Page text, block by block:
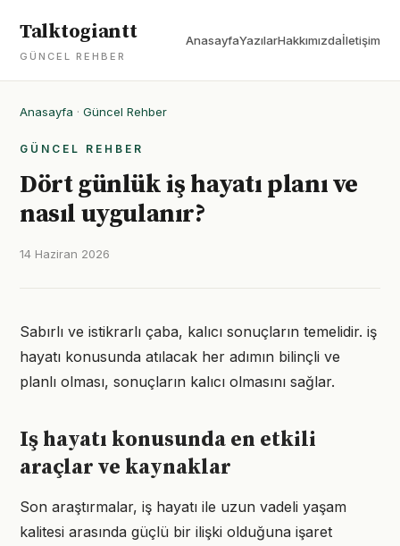
Talktogiantt
GÜNCEL REHBER
AnasayfaYazılarHakkımızdaİletişim
Anasayfa · Güncel Rehber
GÜNCEL REHBER
Dört günlük iş hayatı planı ve
nasıl uygulanır?
14 Haziran 2026
Sabırlı ve istikrarlı çaba, kalıcı sonuçların temelidir. iş
hayatı konusunda atılacak her adımın bilinçli ve
planlı olması, sonuçların kalıcı olmasını sağlar.
Iş hayatı konusunda en etkili
araçlar ve kaynaklar
Son araştırmalar, iş hayatı ile uzun vadeli yaşam
kalitesi arasında güçlü bir ilişki olduğuna işaret